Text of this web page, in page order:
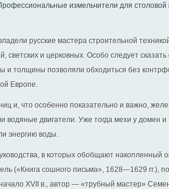
измельчители для столовой
русские мастера строительной
светских и церковных. Особо следует сказать
и толщины позволяли обходиться без
Европе.
и, что особенно показательно и важно,
водяные двигатели. Уже тогда мехи у домен
энергию воды.
в которых обобщают накопленный
(«Книга сошного письма», 1628—1629 гг.),
XVII в., автор — «трубный мастер»